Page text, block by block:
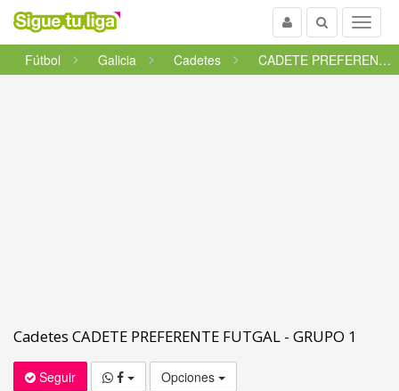
Menu
Buscar
Usuario
Fútbol
Galicia Cadetes CADETE PREFERENTE FUTGAL - GRU...
Cadetes CADETE PREFERENTE FUTGAL - GRUPO 1
Seguir Opciones